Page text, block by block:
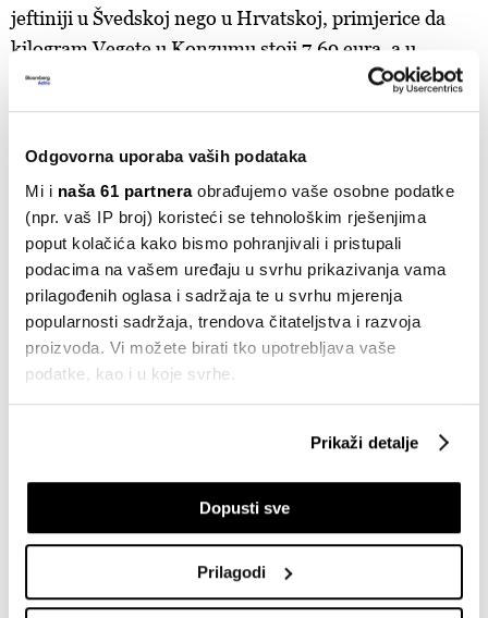
Odgovorna uporaba vaših podataka
Mi i naša 61 partneraobrađujemo vaše osobne podatke
(npr. vaš IP broj) koristeći se tehnološkim rješenjima
poput kolačića kako bismo pohranjivali i pristupali
podacima na vašem uređaju u svrhu prikazivanja vama
prilagođenih oglasa i sadržaja te u svrhu mjerenja
popularnosti sadržaja, trendova čitateljstva i razvoja
proizvoda. Vi možete birati tko upotrebljava vaše
podatke, kao i u koje svrhe.
Prikupljati podatke o vašoj geografskoj lokaciji,
koji mogu biti precizni do radijusa od nekoliko metara
Prepoznati vaš uređaj tako što ćemo aktivno
skenirati njegove određene karakteristike ("uzimanje
Prikaži detalje
Dopusti sve
Prilagodi
jeftiniji u Švedskoj nego u Hrvatskoj, primjerice da
kilogram Vegete u Konzumu stoji 7,69 eura, a u
švedskom Willysu 6,35 eura.
---Cijelu emisiju pogledajte u videu.
MALOPRODAJA BOJKOT TRGOVINA
BOJKOT
TRGOVINE
TRGOVAČKI LANCI JOSIP KELEMEN TUŽBA
Koliko utakmice Hrvatske na Svjetskim
prvenstvima dižu potrošnju u kafićima
i trgovinama? Imamo brojke
Konzum jedini veliki lanac s padom
prihoda u 2025., Studenac i Spar
poslovali s gubitkom
02.05.2026